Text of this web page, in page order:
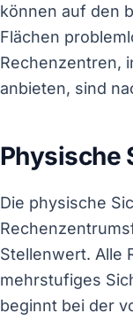
können auf den
Flächen
Rechenzentren,
anbieten, sind
Physische
Die physische
Stellenwert. Alle
mehrstufiges
beginnt bei der